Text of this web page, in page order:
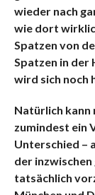
wieder nach
wie dort
Spatzen von
Spatzen in der
wird sich noch
Natürlich kann
zumindest ein
Unterschied –
der
tatsächlich